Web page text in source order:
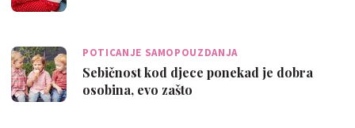
POTICANJE SAMOPOUZDANJA
Sebičnost kod djece ponekad je dobra
osobina, evo zašto